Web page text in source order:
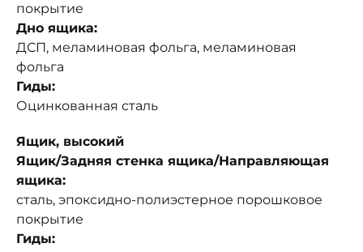
покрытие
Дно ящика:
ДСП, меламиновая фольга, меламиновая
фольга
Гиды:
Оцинкованная сталь
Ящик, высокий
Ящик/Задняя стенка ящика/Направляющая
ящика:
сталь, эпоксидно-полиэстерное порошковое
покрытие
Гиды: